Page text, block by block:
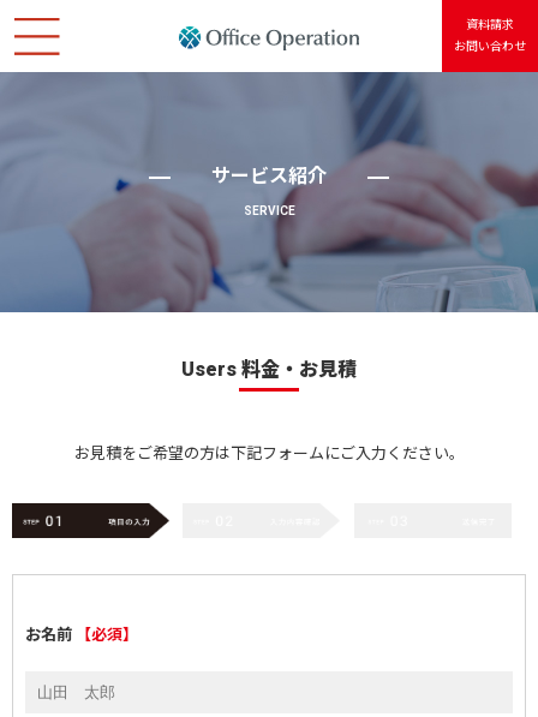
Usersアカウント
資料請求
お問い合わせ
サービス紹介
SERVICE
Users 料金・お見積
お見積をご希望の方は下記フォームにご入力ください。
お名前 【必須】